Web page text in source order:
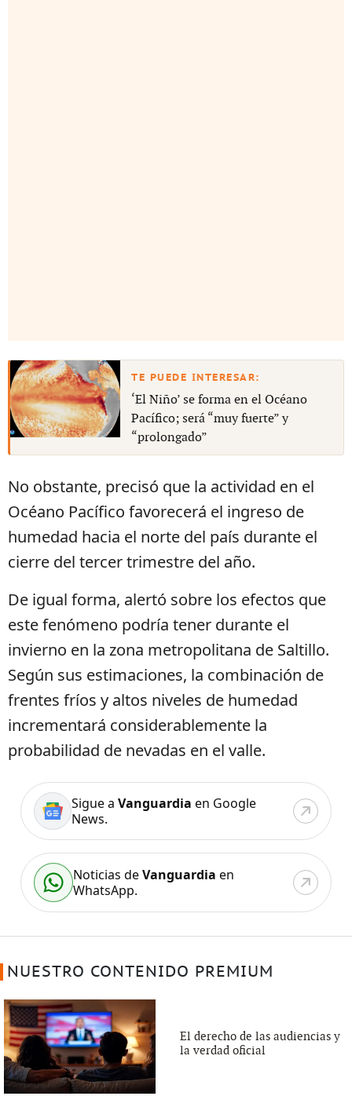
‘El Niño’ se forma en el Océano
Pacífico; será “muy fuerte” y
“prolongado”
No obstante, precisó que la actividad en el
Océano Pacífico favorecerá el ingreso de
humedad hacia el norte del país durante el
cierre del tercer trimestre del año.
De igual forma, alertó sobre los efectos que
este fenómeno podría tener durante el
invierno en la zona metropolitana de Saltillo.
Según sus estimaciones, la combinación de
frentes fríos y altos niveles de humedad
incrementará considerablemente la
probabilidad de nevadas en el valle.
Sigue a Vanguardia en Google
News.
Noticias deVanguardia en
WhatsApp.
NUESTRO CONTENIDO PREMIUM
El derecho de las audiencias y
la verdad oficial